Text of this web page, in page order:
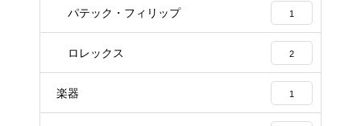
パテック・フィリップ 1
ロレックス 2
楽器 1